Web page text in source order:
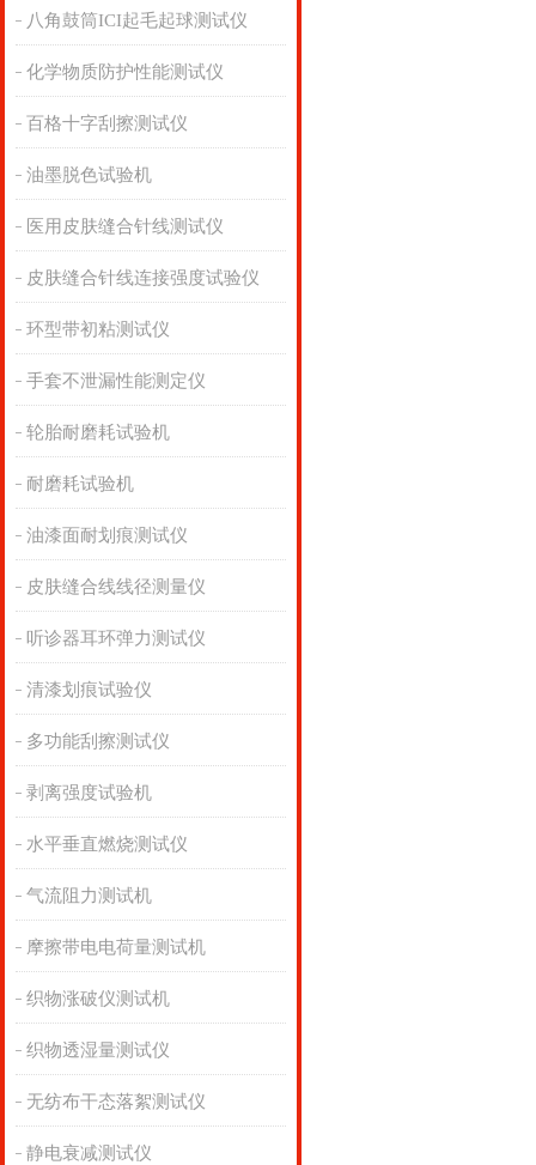
八角鼓筒ICI起毛起球测试仪
化学物质防护性能测试仪
百格十字刮擦测试仪
油墨脱色试验机
医用皮肤缝合针线测试仪
皮肤缝合针线连接强度试验仪
环型带初粘测试仪
手套不泄漏性能测定仪
轮胎耐磨耗试验机
耐磨耗试验机
油漆面耐划痕测试仪
皮肤缝合线线径测量仪
听诊器耳环弹力测试仪
清漆划痕试验仪
多功能刮擦测试仪
剥离强度试验机
水平垂直燃烧测试仪
气流阻力测试机
摩擦带电电荷量测试机
织物涨破仪测试机
织物透湿量测试仪
无纺布干态落絮测试仪
静电衰减测试仪